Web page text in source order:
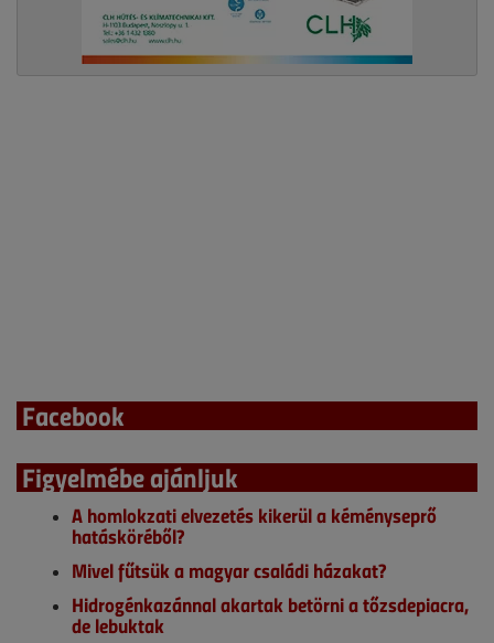
Facebook
Figyelmébe ajánljuk
A homlokzati elvezetés kikerül a kéményseprő
hatásköréből?
Mivel fűtsük a magyar családi házakat?
Hidrogénkazánnal akartak betörni a tőzsdepiacra,
de lebuktak